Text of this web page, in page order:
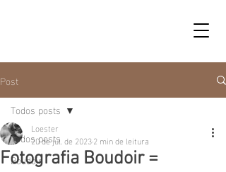
Post
Todos posts
Boudoir
Todos posts
Fotografia Boudoir =
Loester
20 de jul. de 20232 min de leitura